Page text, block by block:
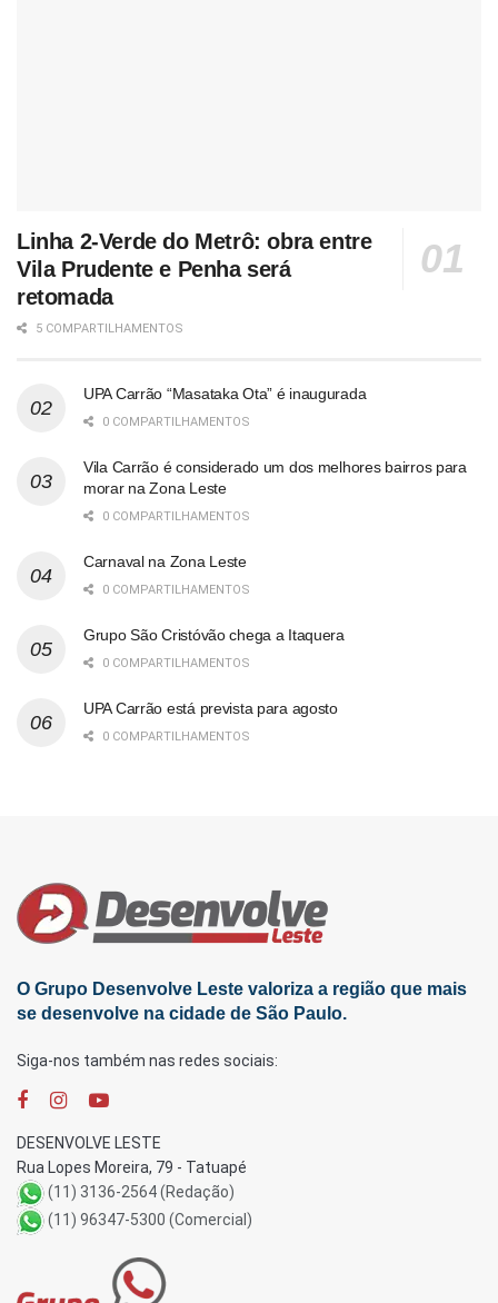
Linha 2-Verde do Metrô: obra entre
Vila Prudente e Penha será
retomada
5 COMPARTILHAMENTOS
UPA Carrão “Masataka Ota” é inaugurada
0 COMPARTILHAMENTOS
Vila Carrão é considerado um dos melhores bairros para
morar na Zona Leste
0 COMPARTILHAMENTOS
Carnaval na Zona Leste
0 COMPARTILHAMENTOS
Grupo São Cristóvão chega a Itaquera
0 COMPARTILHAMENTOS
UPA Carrão está prevista para agosto
0 COMPARTILHAMENTOS
O Grupo Desenvolve Leste valoriza a região que mais
se desenvolve na cidade de São Paulo.
Siga-nos também nas redes sociais:
DESENVOLVE LESTE
Rua Lopes Moreira, 79 - Tatuapé
(11) 3136-2564 (Redação)
(11) 96347-5300 (Comercial)